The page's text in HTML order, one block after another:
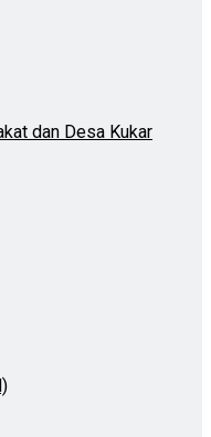
dan Desa Kukar